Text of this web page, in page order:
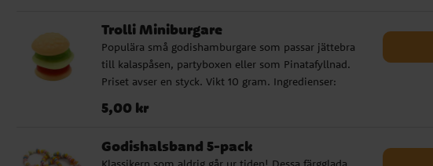
Trolli Miniburgare
Populära små godishamburgare som passar jättebra
till kalaspåsen, partyboxen eller som Pinatafyllnad.
Priset avser en styck. Vikt 10 gram. Ingredienser:
mjölksyra, gelningsmedel, pektin, colouring foods
spirulina), aromer: palmkärnolja, ytbehandlingsmedel:
Pris:5,00 kr
5,00 kr
Godishalsband 5-pack